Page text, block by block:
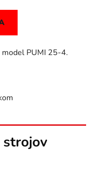
PUMI 25-4.
strojov